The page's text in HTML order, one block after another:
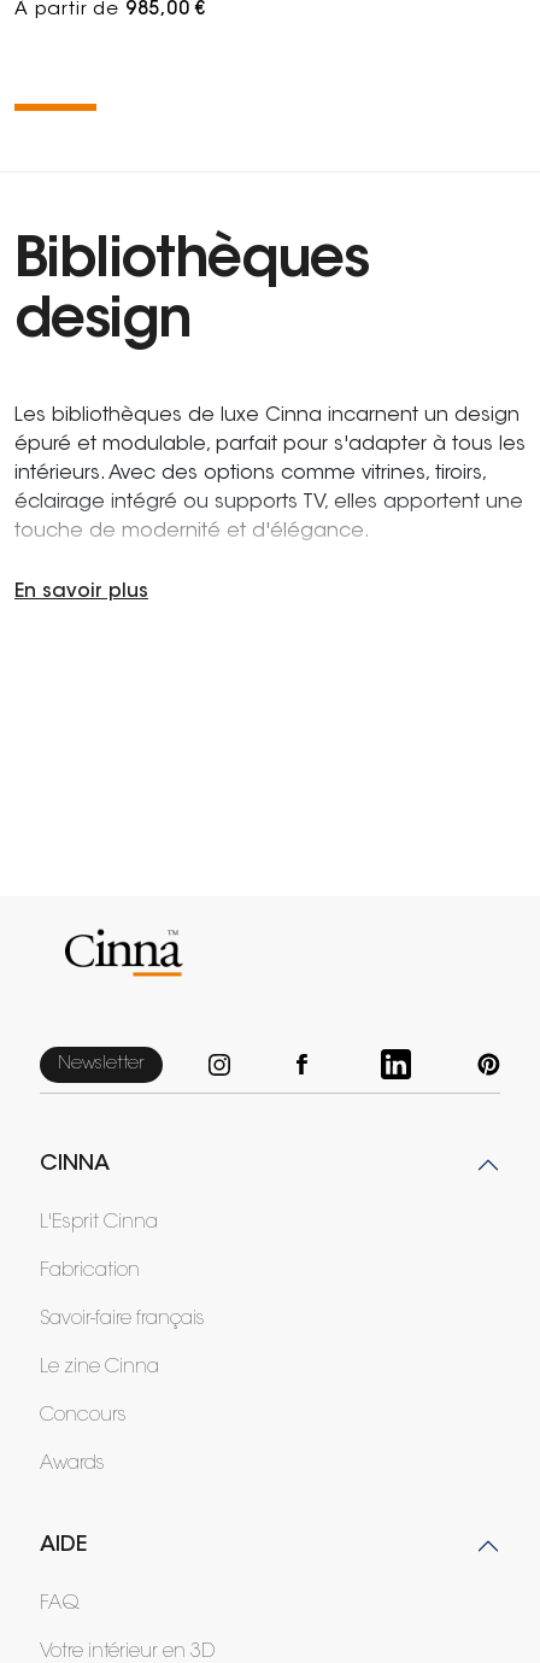
À partir de 985,00 €
Bibliothèques
design
Les bibliothèques de luxe Cinna incarnent un design
épuré et modulable, parfait pour s'adapter à tous les
intérieurs. Avec des options comme vitrines, tiroirs,
éclairage intégré ou supports TV, elles apportent une
touche de modernité et d'élégance.
En savoir plus
Newsletter
CINNA
L'Esprit Cinna
Fabrication
Savoir-faire français
Le zine Cinna
Concours
Awards
AIDE
FAQ
Votre intérieur en 3D